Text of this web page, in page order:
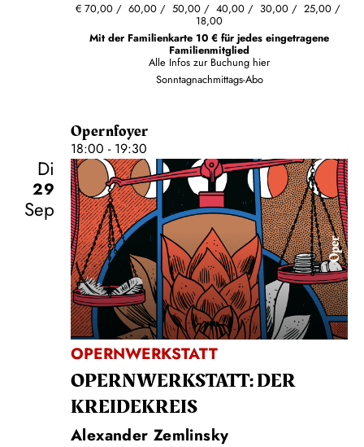
€ 70,00 60,00 50,00 40,00 30,00 25,00
18,00
Mit der Familienkarte 10 € für jedes eingetragene
Familienmitglied
Alle Infos zur Buchung hier
Sonntagnachmittags-Abo
Opernfoyer
18:00 - 19:30
Di
29
Sep
Oper
OPERNWERKSTATT
OPERNWERKSTATT: DER
KREIDEKREIS
Alexander Zemlinsky